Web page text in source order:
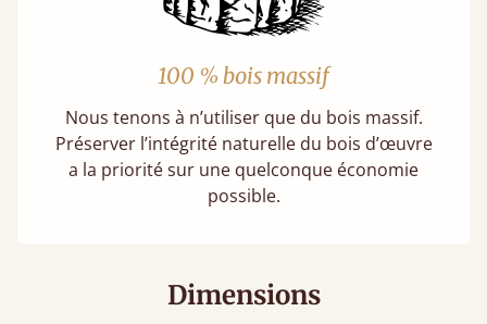
100 % bois massif
Nous tenons à n’utiliser que du bois massif.
Préserver l’intégrité naturelle du bois d’œuvre
a la priorité sur une quelconque économie
possible.
Dimensions